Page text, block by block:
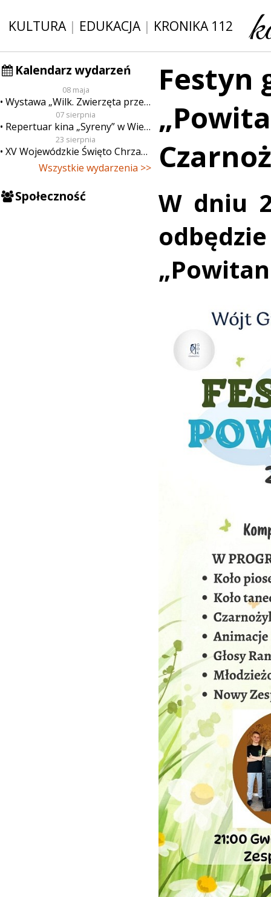
KULTURA| EDUKACJA| KRONIKA 112
Kalendarz wydarzeń
08 maja
Wystawa „Wilk. Zwierzęta przeklęte”
07 sierpnia
Repertuar kina „Syreny” w Wieluniu w dn. od 7 do 13 sierpnia
23 sierpnia
XV Wojewódzkie Święto Chrzanu
Wszystkie wydarzenia >>
Społeczność
Festyn
W dniu